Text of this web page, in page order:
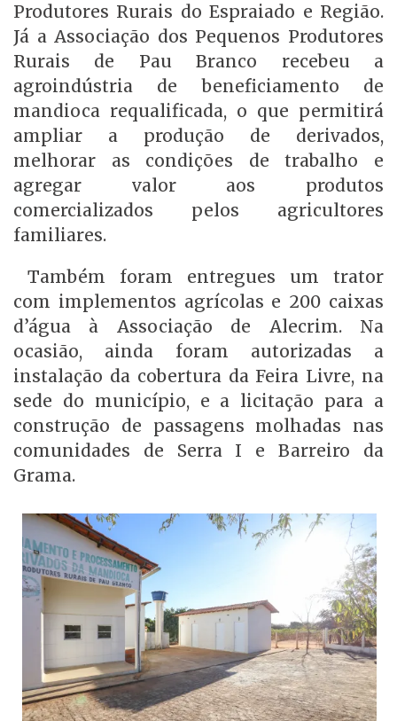
Produtores Rurais do Espraiado e Região.
Já a Associação dos Pequenos Produtores
Rurais de Pau Branco recebeu a
agroindústria de beneficiamento de
mandioca requalificada, o que permitirá
ampliar a produção de derivados,
melhorar as condições de trabalho e
agregar valor aos produtos
comercializados pelos agricultores
familiares.
Também foram entregues um trator
com implementos agrícolas e 200 caixas
d’água à Associação de Alecrim. Na
ocasião, ainda foram autorizadas a
instalação da cobertura da Feira Livre, na
sede do município, e a licitação para a
construção de passagens molhadas nas
comunidades de Serra I e Barreiro da
Grama.